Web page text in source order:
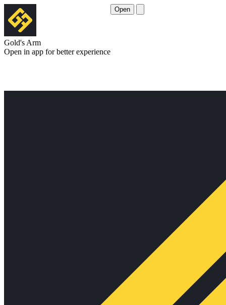
Gold's Arm
Open in app for better experience
Open